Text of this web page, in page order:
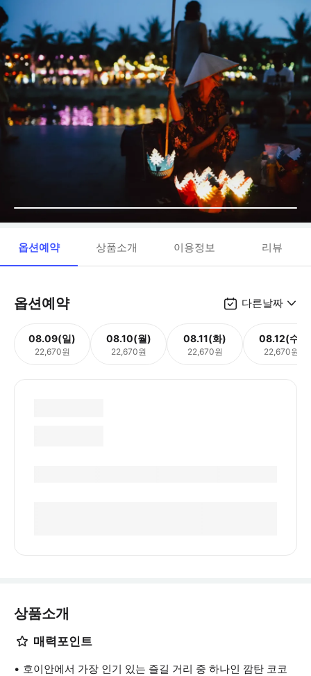
옵션예약 상품소개 이용정보 리뷰
옵션예약 다른날짜
08.09(일)
22,670원
08.10(월)
22,670원
08.11(화)
22,670원
08.12(수)
22,670원
상품소개
매력포인트
호이안에서 가장 인기 있는 즐길 거리 중 하나인 깜탄 코코